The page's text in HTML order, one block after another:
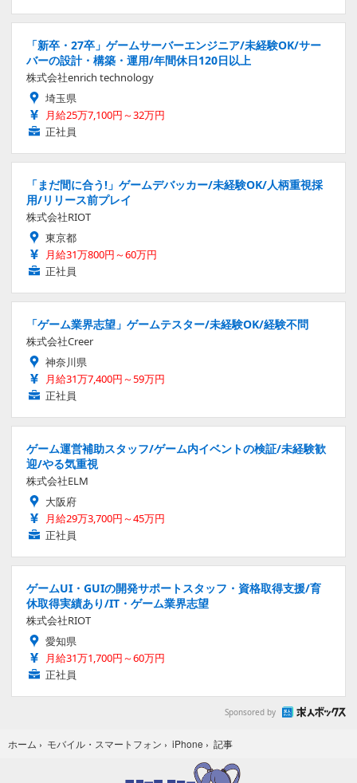
「新卒・27卒」ゲームサーバーエンジニア/未経験OK/サー
バーの設計・構築・運用/年間休日120日以上
株式会社enrich technology
埼玉県
月給25万7,100円～32万円
正社員
「まだ間に合う!」ゲームデバッカー/未経験OK/人柄重視採
用/リリース前プレイ
株式会社RIOT
東京都
月給31万800円～60万円
正社員
「ゲーム業界志望」ゲームテスター/未経験OK/経験不問
株式会社Creer
神奈川県
月給31万7,400円～59万円
正社員
ゲーム運営補助スタッフ/ゲーム内イベントの検証/未経験歓
迎/やる気重視
株式会社ELM
大阪府
月給29万3,700円～45万円
正社員
ゲームUI・GUIの開発サポートスタッフ・資格取得支援/育
休取得実績あり/IT・ゲーム業界志望
株式会社RIOT
愛知県
月給31万1,700円～60万円
正社員
Sponsored by
ホーム › モバイル・スマートフォン › iPhone › 記事